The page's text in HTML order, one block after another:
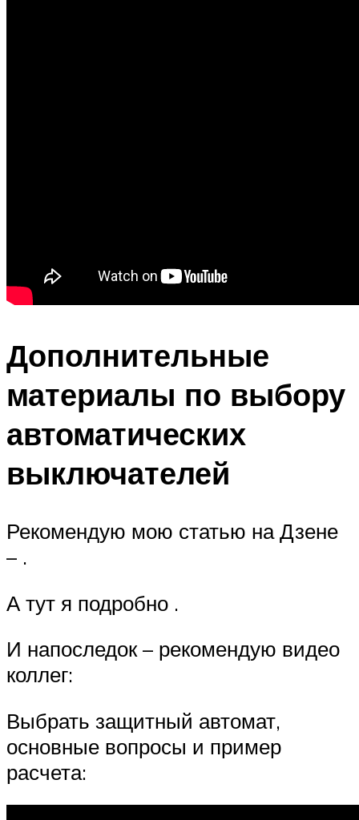
Дополнительные
материалы по выбору
автоматических
выключателей
Рекомендую мою статью на Дзене
– .
А тут я подробно .
И напоследок – рекомендую видео
коллег:
Выбрать защитный автомат,
основные вопросы и пример
расчета: